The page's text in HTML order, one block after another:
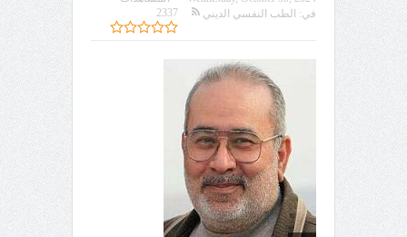
في: الطب النفسي الديني
2337